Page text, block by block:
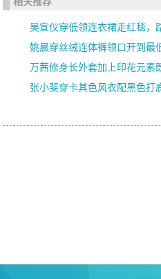
吴宣仪穿低领连衣裙走红毯，
姚晨穿丝绒连体裤领口开到最
万茜修身长外套加上印花元素
张小斐穿卡其色风衣配黑色打